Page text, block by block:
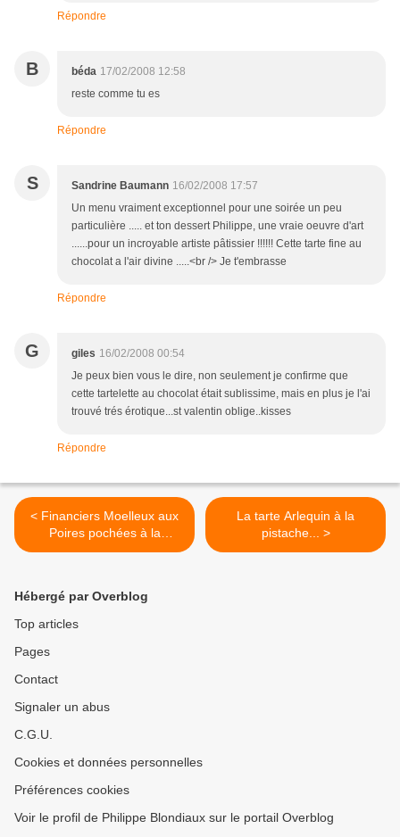
Répondre
B béda 17/02/2008 12:58
reste comme tu es
Répondre
S Sandrine Baumann 16/02/2008 17:57
Un menu vraiment exceptionnel pour une soirée un peu
particulière ..... et ton dessert Philippe, une vraie oeuvre d'art
......pour un incroyable artiste pâtissier !!!!!! Cette tarte fine au
chocolat a l'air divine .....<br /> Je t'embrasse
Répondre
G giles 16/02/2008 00:54
Je peux bien vous le dire, non seulement je confirme que
cette tartelette au chocolat était sublissime, mais en plus je l'ai
trouvé trés érotique...st valentin oblige..kisses
Répondre
< Financiers Moelleux aux
Poires pochées à la
Vanille....
La tarte Arlequin à la
pistache... >
Hébergé par Overblog
Top articles
Pages
Contact
Signaler un abus
C.G.U.
Cookies et données personnelles
Préférences cookies
Voir le profil de Philippe Blondiaux sur le portail Overblog